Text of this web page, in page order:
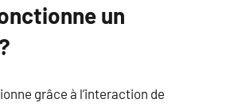
un
grâce à l’interaction de